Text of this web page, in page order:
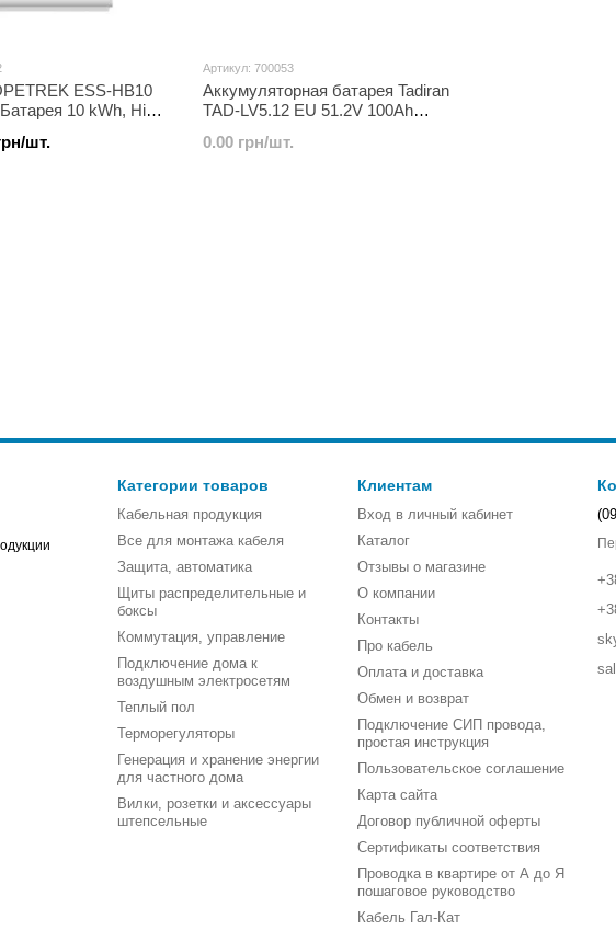
ESS-HB10
10 kWh, High
шт.
Артикул: 700053
Аккумуляторная батарея Tadiran
TAD-LV5.12 EU 51.2V 100Ah
0.00 грн/шт.
Категории товаров
Кабельная продукция
Все для монтажа кабеля
Защита, автоматика
Щиты распределительные и
боксы
Коммутация, управление
Подключение дома к
воздушным электросетям
Теплый пол
Терморегуляторы
Генерация и хранение энергии
для частного дома
Вилки, розетки и аксессуары
штепсельные
Клиентам
Вход в личный кабинет
Каталог
Отзывы о магазине
О компании
Контакты
Про кабель
Оплата и доставка
Обмен и возврат
Подключение СИП провода,
простая инструкция
Пользовательское соглашение
Карта сайта
Договор публичной оферты
Сертификаты соответствия
Проводка в квартире от А до Я
пошаговое руководство
Кабель Гал-Кат